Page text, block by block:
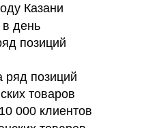
Казани
позиций
товаров
000 клиентов